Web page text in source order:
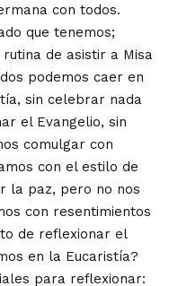
con todos.
que tenemos;
de asistir a Misa
podemos caer en
sin celebrar nada
el Evangelio, sin
comulgar con
con el estilo de
la paz, pero no nos
con resentimientos
de reflexionar el
en la Eucaristía?
para reflexionar: